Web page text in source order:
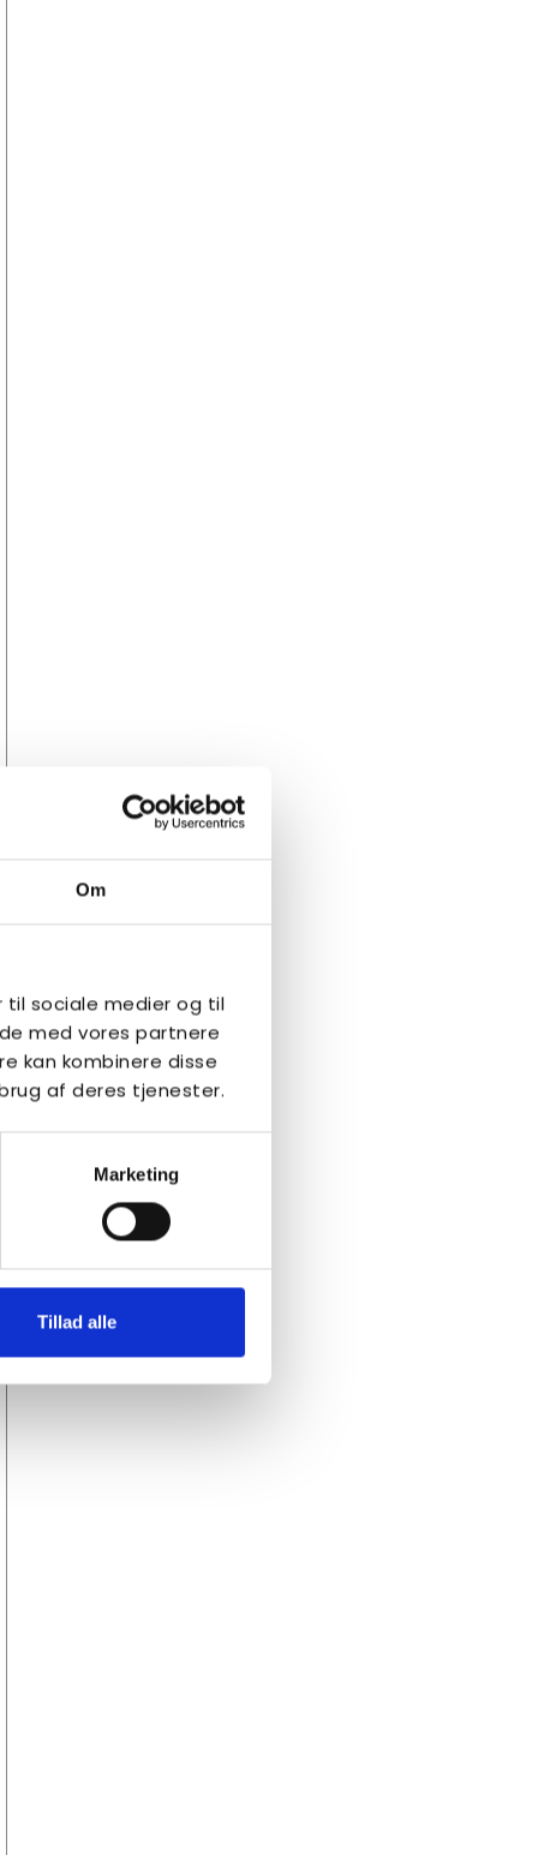
Om
til sociale medier og til
med vores partnere
kan kombinere disse
af deres tjenester.
Marketing
Tillad alle